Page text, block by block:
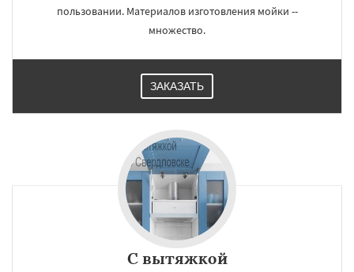
пользовании. Материалов изготовления мойки --
множество.
ЗАКАЗАТЬ
С вытяжкой